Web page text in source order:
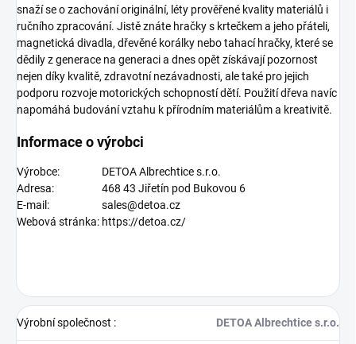
snaží se o zachování originální, léty prověřené kvality materiálů i
ručního zpracování. Jistě znáte hračky s krtečkem a jeho přáteli,
magnetická divadla, dřevěné korálky nebo tahací hračky, které se
dědily z generace na generaci a dnes opět získávají pozornost
nejen díky kvalitě, zdravotní nezávadnosti, ale také pro jejich
podporu rozvoje motorických schopností dětí. Použití dřeva navíc
napomáhá budování vztahu k přírodním materiálům a kreativitě.
Informace o výrobci
Výrobce:
DETOA Albrechtice s.r.o.
Adresa:
468 43 Jiřetín pod Bukovou 6
E-mail:
sales@detoa.cz
Webová stránka: https://detoa.cz/
Výrobní společnost : DETOA Albrechtice s.r.o.